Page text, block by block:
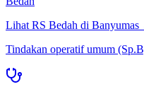
Lihat RS Bedah di Banyumas
Tindakan operatif umum